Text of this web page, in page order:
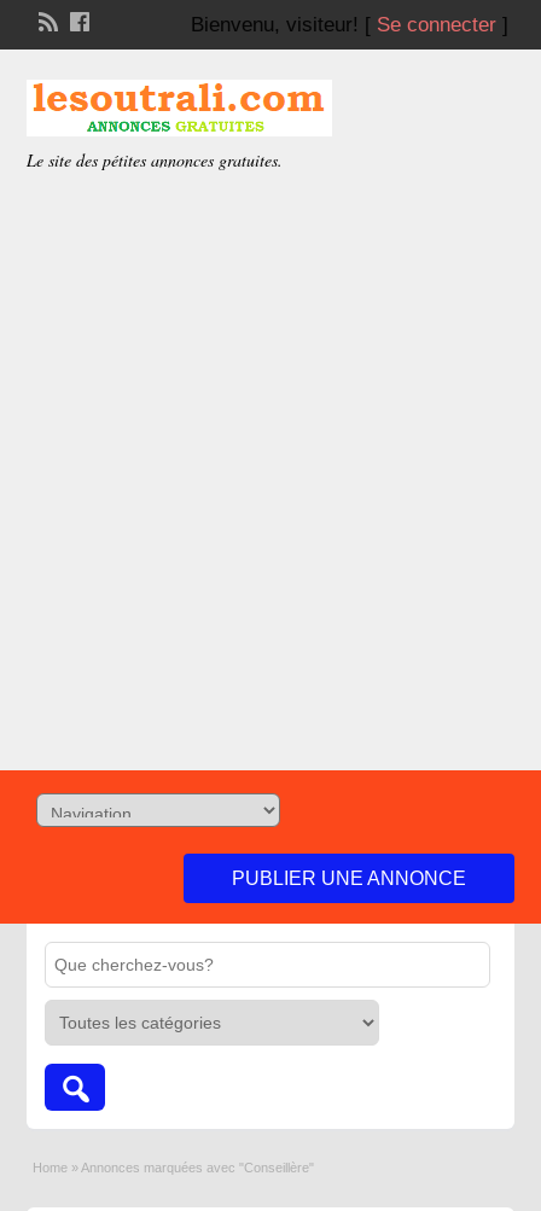
Bienvenu, visiteur! [ Se connecter]
Le site des pétites annonces gratuites.
PUBLIER UNE ANNONCE
Home » Annonces marquées avec "Conseillère"